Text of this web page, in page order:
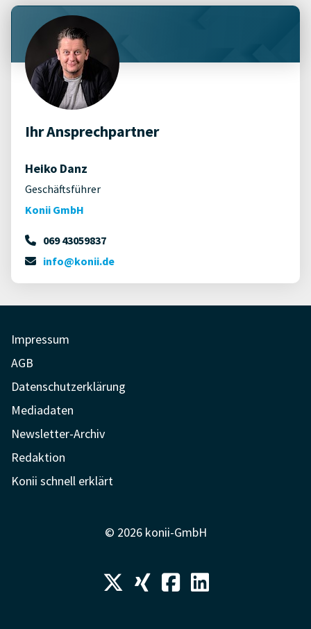
Ihr Ansprechpartner
Heiko Danz
Geschäftsführer
Konii GmbH
069 43059837
info@konii.de
Impressum
AGB
Datenschutzerklärung
Mediadaten
Newsletter-Archiv
Redaktion
Konii schnell erklärt
© 2026 konii-GmbH